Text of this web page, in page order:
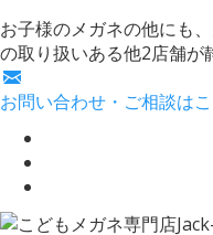
お子様のメガネの他にも
の取り扱いある他2店舗が
お問い合わせ・ご相談は